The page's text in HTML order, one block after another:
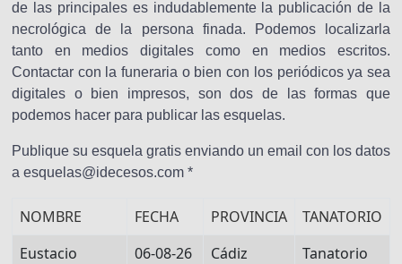
de las principales es indudablemente la publicación de la
necrológica de la persona finada. Podemos localizarla
tanto en medios digitales como en medios escritos.
Contactar con la funeraria o bien con los periódicos ya sea
digitales o bien impresos, son dos de las formas que
podemos hacer para publicar las esquelas.
Publique su esquela gratis enviando un email con los datos
a esquelas@idecesos.com *
NOMBRE FECHA PROVINCIA
TANATORIO
Eustacio
06-08-26 Cádiz
Tanatorio